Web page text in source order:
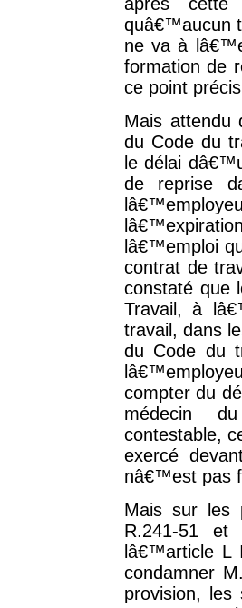
quâ€™aucun
ne va à
formation de
ce point
Mais
du Code du
le délai
de reprise
lâ€™emploi
contrat de
constaté que
Travail, à
travail, dans
du Code du
compter du
médecin
contestable,
exercé
nâ€™est pas
Mais sur les
R.241-51 et
lâ€™article L
condamner
provision,